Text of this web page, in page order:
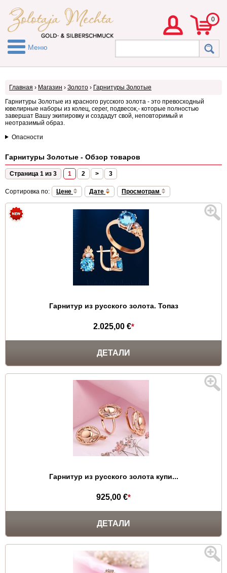
0
Меню
Главная › Магазин › Золото › Гарнитуры Золотые
Гарнитуры Золотые из красного русского золота - это превосходный
ювелирные наборы из колец, серег, подвесок,- которые полностью
завершат Вашу экипировку и создадут свой, неповторимый и
неотразимый образ.
Опасности
Гарнитуры Золотые - Обзор товаров
Страница 1 из 3 1 2 > 3
Сортировка по: Цене Дате Просмотрам
Гарнитур из русского золота. Топаз
2.025,00 €*
ДЕТАЛИ
Гарнитур из русского золота купи...
925,00 €*
ДЕТАЛИ